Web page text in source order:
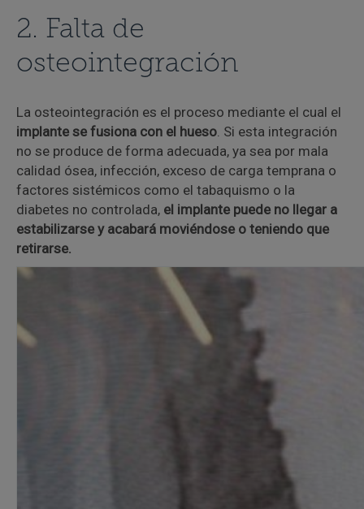
2. Falta de
osteointegración
La osteointegración es el proceso mediante el cual el
implante se fusiona con el hueso. Si esta integración
no se produce de forma adecuada, ya sea por mala
calidad ósea, infección, exceso de carga temprana o
factores sistémicos como el tabaquismo o la
diabetes no controlada, el implante puede no llegar a
estabilizarse y acabará moviéndose o teniendo que
retirarse.